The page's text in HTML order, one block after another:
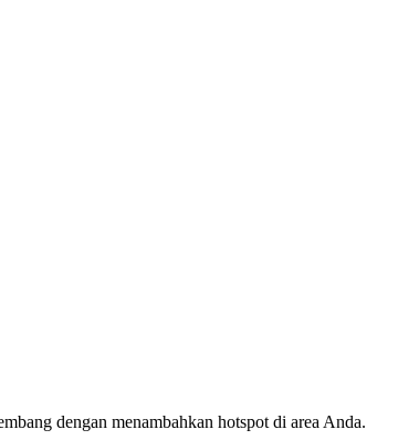
dengan menambahkan hotspot di area Anda.